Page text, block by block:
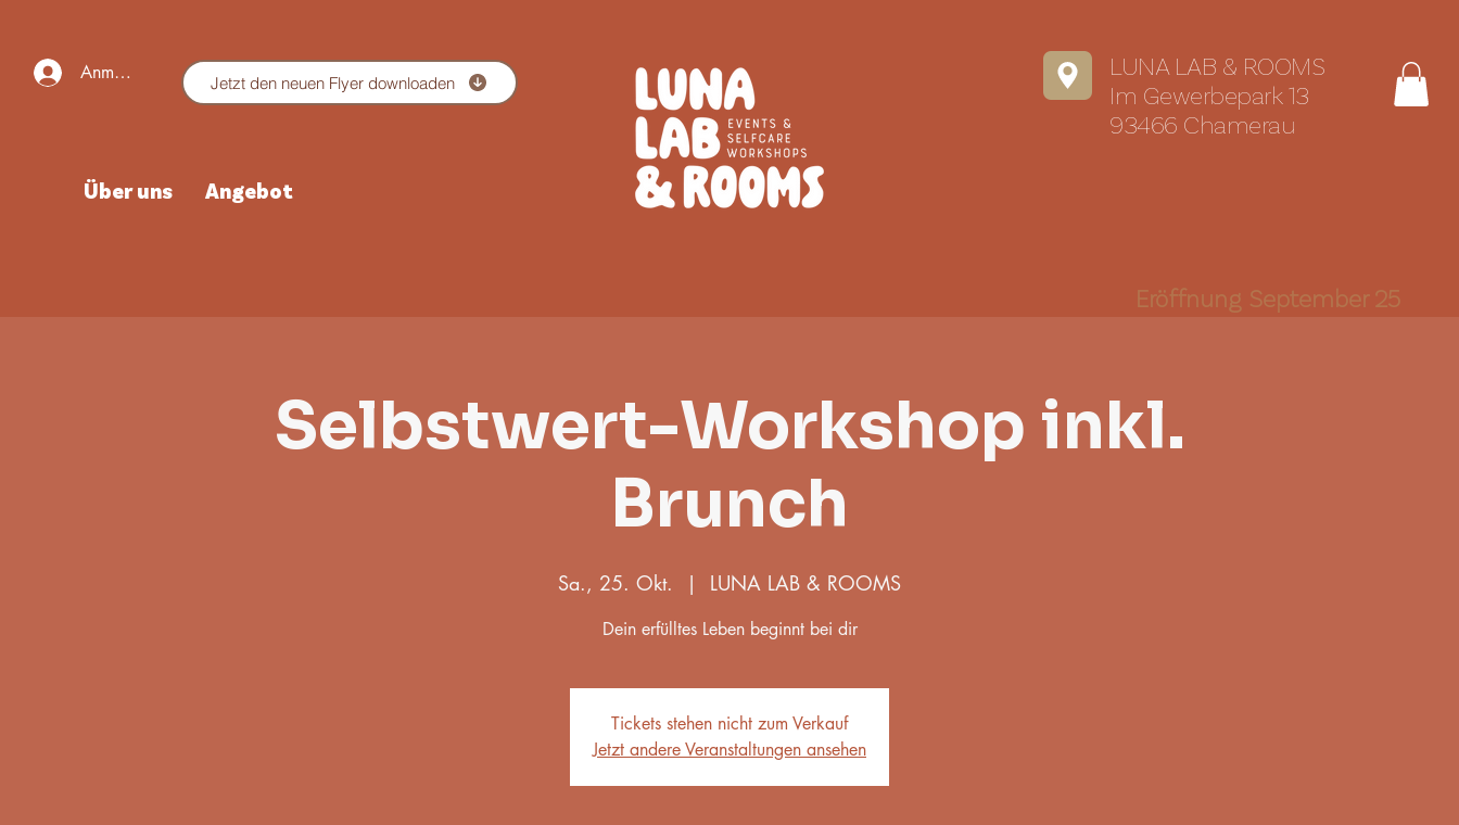
Anmelden Jetzt den neuen Flyer downloaden
LUNA LAB & ROOMS
Im Gewerbepark 13
93466 Chamerau
Über uns Angebot
Eröffnung September 25
Selbstwert-Workshop inkl.
Brunch
Sa., 25. Okt.
  |
LUNA LAB & ROOMS
Dein erfülltes Leben beginnt bei dir
Tickets stehen nicht zum Verkauf
Jetzt andere Veranstaltungen ansehen